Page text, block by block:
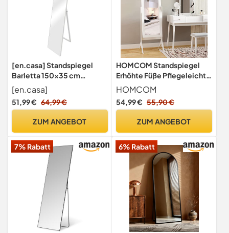
[en.casa] Standspiegel
Barletta 150x35 cm
Ganzkörperspiegel
rechteckig
Ankleidespiegel kippbar
[en.casa]
51,99 € 64,99 €
ZUM ANGEBOT
HOMCOM Standspiegel
Erhöhte Füße Pflegeleicht
Weiß 47 x 46 x 148 cm
HOMCOM
54,99 € 55,90 €
ZUM ANGEBOT
7% Rabatt 6% Rabatt